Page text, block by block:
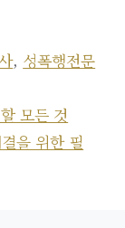
, 성폭행전문
모든 것
을 위한 필